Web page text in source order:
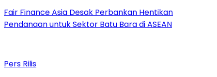
Fair Finance Asia Desak Perbankan Hentikan
Pendanaan untuk Sektor Batu Bara di ASEAN
Pers Rilis